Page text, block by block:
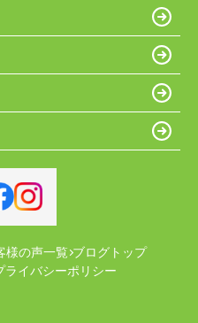
様の声一覧 ブログトップ
ライバシーポリシー